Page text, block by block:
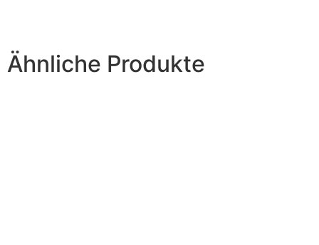
Ähnliche Produkte